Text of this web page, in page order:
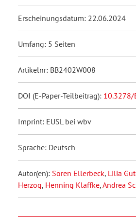
Erscheinungsdatum: 22.06.2024
Umfang: 5 Seiten
Artikelnr: BB2402W008
DOI (E-Paper-Teilbeitrag): 10.3278/
Imprint: EUSL bei wbv
Sprache: Deutsch
Autor(en): Sören Ellerbeck, Lilia
Herzog, Henning Klaffke,Andrea